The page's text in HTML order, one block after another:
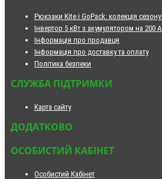
Рюкзаки Kite і GoPack: колекція сезону
Інвертор 5 кВт з акумулятором на 200
Інформація про продавця
Інформація про доставку та оплату
Політика безпеки
СЛУЖБА ПІДТРИМКИ
Карта сайту
ДОДАТКОВО
ОСОБИСТИЙ КАБІНЕТ
Особистий Кабінет